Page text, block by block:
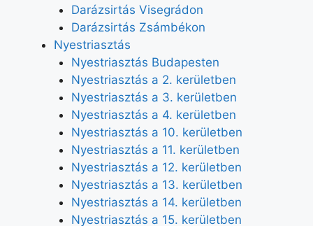
Darázsirtás Visegrádon
Darázsirtás Zsámbékon
Nyestriasztás
Nyestriasztás Budapesten
Nyestriasztás a 2. kerületben
Nyestriasztás a 3. kerületben
Nyestriasztás a 4. kerületben
Nyestriasztás a 10. kerületben
Nyestriasztás a 11. kerületben
Nyestriasztás a 12. kerületben
Nyestriasztás a 13. kerületben
Nyestriasztás a 14. kerületben
Nyestriasztás a 15. kerületben